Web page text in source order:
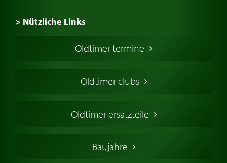
> Nützliche Links
Oldtimers in Europa
Englische Oldtimer
Deutsche Oldtimer
Schwedische Oldtimer
Oldtimer termine
Oldtimer clubs
Oldtimer ersatzteile
Baujahre